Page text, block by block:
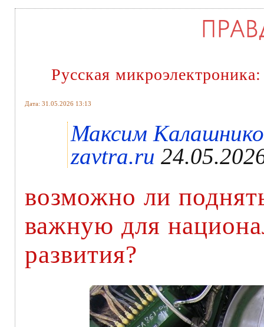
Русская
Дата: 31.05.2026 13:13
Максим
zavtra.ru
возможно ли
важную для
развития?